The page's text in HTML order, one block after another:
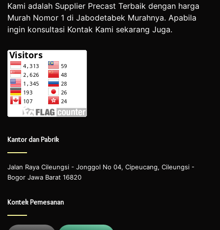
Kami adalah Supplier Precast Terbaik dengan harga
Murah Nomor 1 di Jabodetabek Murahnya. Apabila
ingin konsultasi Kontak Kami sekarang Juga.
Kantor dan Pabrik
Jalan Raya Cileungsi - Jonggol No 04, Cipeucang, Cileungsi -
Bogor Jawa Barat 16820
Kontek Pemesanan